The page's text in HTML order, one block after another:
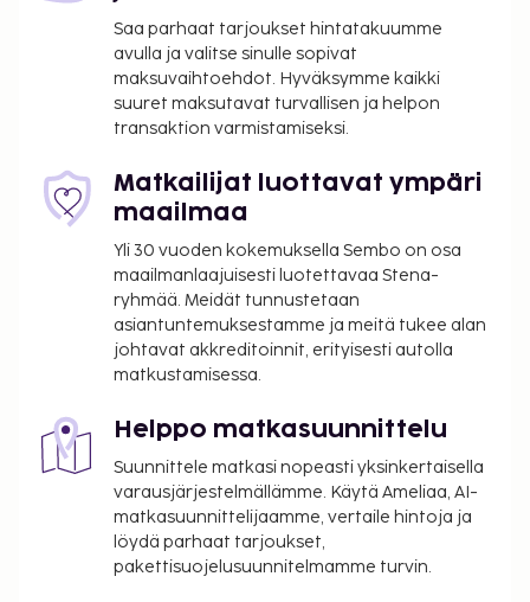
concierge-palvelut. Hotelli tarjoaa asiakkailleen
huonepalvelun (rajoitettuina aikoina). Maksullinen
buffetaamiainen tarjotaan päivittäin klo 7.00–10.30.
Tämä majoituspaikka on saanut virallisen
tähtiluokituksensa taholta the local rating authority.
Majoituspaikka veloittaa seuraavat paikan päällä
suoritettavat maksut. Maksuihin saattaa sisältyä
Kaupungin perimä vero: 7.50 EUR per henkilö
per yö korkeintaan 10 yöstä. Tätä veroa ei
peritä alle 10 vuotta vanhoilta lapsilta.
Tässä on mainittu kaikki majoituspaikan meille
Maksu buffetaamiaisesta: noin 15 EUR per
henkilö
Lemmikit: 15 EUR per lemmikki per päivä
Avustajaeläimistä ei veloiteta lisämaksuja
Vauvansänky: 16.0 EUR per päivä
Saa parhaat tarjoukset hintatakuumme
avulla ja valitse sinulle sopivat
maksuvaihtoehdot. Hyväksymme kaikki
suuret maksutavat turvallisen ja helpon
transaktion varmistamiseksi.
Matkailijat luottavat ympäri
maailmaa
Yli 30 vuoden kokemuksella Sembo on osa
maailmanlaajuisesti luotettavaa Stena-
ryhmää. Meidät tunnustetaan
asiantuntemuksestamme ja meitä tukee alan
johtavat akkreditoinnit, erityisesti autolla
matkustamisessa.
Helppo matkasuunnittelu
Suunnittele matkasi nopeasti yksinkertaisella
varausjärjestelmällämme. Käytä Ameliaa, AI-
matkasuunnittelijaamme, vertaile hintoja ja
löydä parhaat tarjoukset,
pakettisuojelusuunnitelmamme turvin.